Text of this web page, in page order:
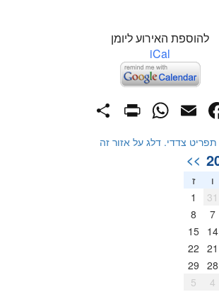
להוספת האירוע ליומן
iCal
Facebook
Email
WhatsApp
תפריט צדדי. דלג על אזור זה
>>
ז
31
7
8
14
15
21
22
28
29
4
5